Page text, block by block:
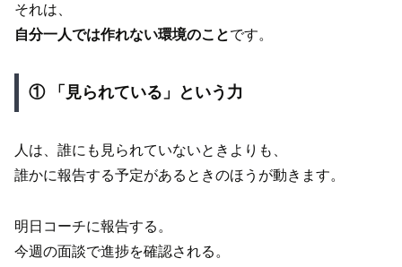
それは、
自分一人では作れない環境のことです。
① 「見られている」という力
人は、誰にも見られていないときよりも、
誰かに報告する予定があるときのほうが動きます。
明日コーチに報告する。
今週の面談で進捗を確認される。